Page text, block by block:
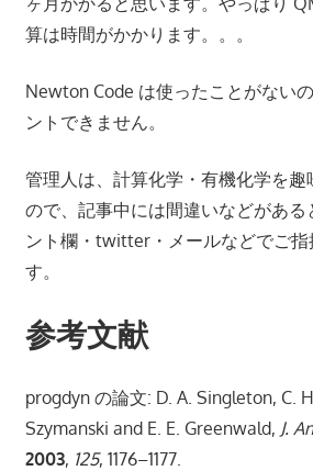
算は時間がかかります。。。
Newton Code は使ったことがない
ントできません。
管理人は、計算化学・有機化学を趣
ので、記事中には間違いなどがある
ント欄・twitter・メールなどでご
す。
参考文献
progdyn の論文: D. A. Singleton, C.
Szymanski and E. E. Greenwald, J.
2003, 125, 1176–1177.